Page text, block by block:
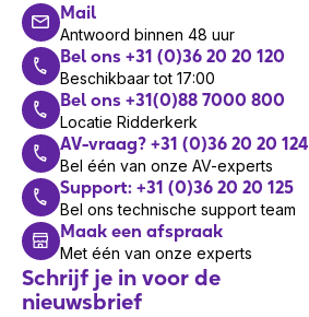
Mail
Antwoord binnen 48 uur
Bel ons +31 (0)36 20 20 120
Beschikbaar tot 17:00
Bel ons +31(0)88 7000 800
Locatie Ridderkerk
AV-vraag? +31 (0)36 20 20 124
Bel één van onze AV-experts
Support: +31 (0)36 20 20 125
Bel ons technische support team
Maak een afspraak
Met één van onze experts
Schrijf je in voor de
nieuwsbrief